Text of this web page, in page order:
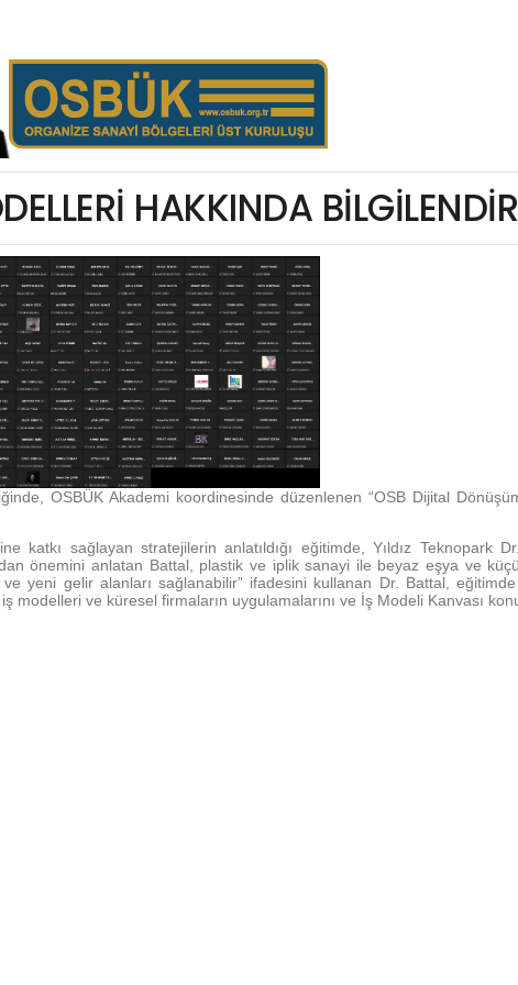
HAKKINDA
OSBÜK Akademi koordinesinde düzenlenen “OSB Dijital
sağlayan stratejilerin anlatıldığı eğitimde, Yıldız Teknopark
önemini anlatan Battal, plastik ve iplik sanayi ile beyaz eşya ve
yeni gelir alanları sağlanabilir” ifadesini kullanan Dr. Battal,
ve küresel firmaların uygulamalarını ve İş Modeli Kanvası